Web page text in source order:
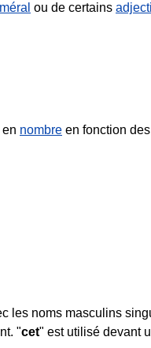
ou de certains
en nombre en fonction
les noms masculins
"cet" est utilisé devant